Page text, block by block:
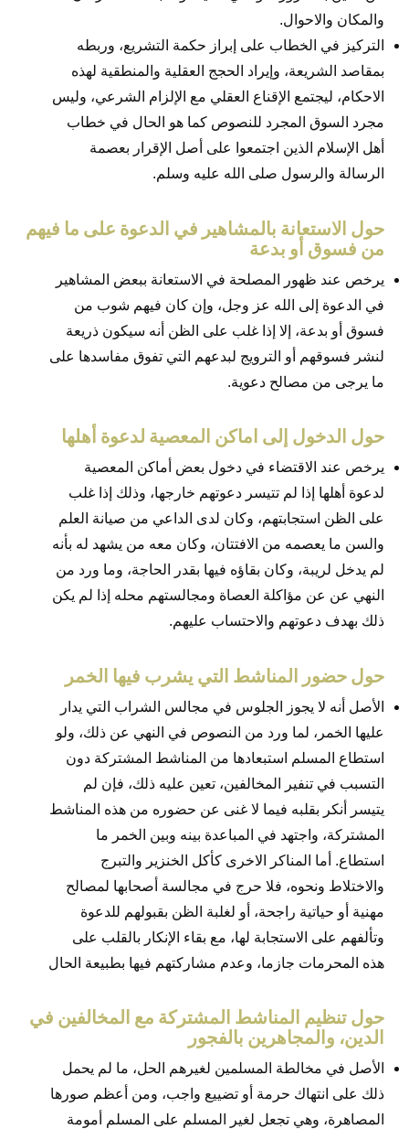
والمكان والاحوال.
التركيز في الخطاب على إبراز حكمة التشريع، وربطه
بمقاصد الشريعة، وإيراد الحجج العقلية والمنطقية لهذه
الاحكام، ليجتمع الإقناع العقلي مع الإلزام الشرعي، وليس
مجرد السوق المجرد للنصوص كما هو الحال في خطاب
أهل الإسلام الذين اجتمعوا على أصل الإقرار بعصمة
الرسالة والرسول صلى الله عليه وسلم.
حول الاستعانة بالمشاهير في الدعوة على ما فيهم
من فسوق أو بدعة
يرخص عند ظهور المصلحة في الاستعانة ببعض المشاهير
في الدعوة إلى الله عز وجل، وإن كان فيهم شوب من
فسوق أو بدعة، إلا إذا غلب على الظن أنه سيكون ذريعة
لنشر فسوقهم أو الترويج لبدعهم التي تفوق مفاسدها على
ما يرجى من مصالح دعوية.
حول الدخول إلى اماكن المعصية لدعوة أهلها
يرخص عند الاقتضاء في دخول بعض أماكن المعصية
لدعوة أهلها إذا لم تتيسر دعوتهم خارجها، وذلك إذا غلب
على الظن استجابتهم، وكان لدى الداعي من صيانة العلم
والسن ما يعصمه من الافتتان، وكان معه من يشهد له بأنه
لم يدخل لريبة، وكان بقاؤه فيها بقدر الحاجة، وما ورد من
النهي عن عن مؤاكلة العصاة ومجالستهم محله إذا لم يكن
ذلك بهدف دعوتهم والاحتساب عليهم.
حول حضور المناشط التي يشرب فيها الخمر
الأصل أنه لا يجوز الجلوس في مجالس الشراب التي يدار
عليها الخمر، لما ورد من النصوص في النهي عن ذلك، ولو
استطاع المسلم استبعادها من المناشط المشتركة دون
التسبب في تنفير المخالفين، تعين عليه ذلك، فإن لم
يتيسر أنكر بقلبه فيما لا غنى عن حضوره من هذه المناشط
المشتركة، واجتهد في المباعدة بينه وبين الخمر ما
استطاع. أما المناكر الاخرى كأكل الخنزير والتبرج
والاختلاط ونحوه، فلا حرج في مجالسة أصحابها لمصالح
مهنية أو حياتية راجحة، أو لغلبة الظن بقبولهم للدعوة
وتألفهم على الاستجابة لها، مع بقاء الإنكار بالقلب على
هذه المحرمات جازما، وعدم مشاركتهم فيها بطبيعة الحال
حول تنظيم المناشط المشتركة مع المخالفين في
الدين، والمجاهرين بالفجور
الأصل في مخالطة المسلمين لغيرهم الحل، ما لم يحمل
ذلك على انتهاك حرمة أو تضييع واجب، ومن أعظم صورها
المصاهرة، وهي تجعل لغير المسلم على المسلم أمومة